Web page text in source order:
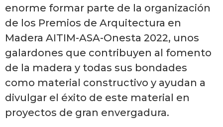
enorme formar parte de la organización
de los Premios de Arquitectura en
Madera AITIM-ASA-Onesta 2022, unos
galardones que contribuyen al fomento
de la madera y todas sus bondades
como material constructivo y ayudan a
divulgar el éxito de este material en
proyectos de gran envergadura.